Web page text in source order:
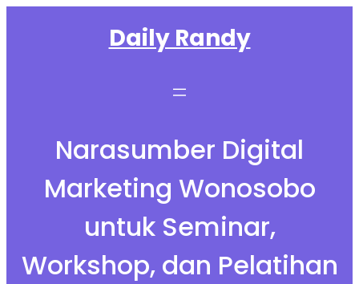
Daily Randy
Narasumber Digital
Marketing Wonosobo
untuk Seminar,
Workshop, dan Pelatihan